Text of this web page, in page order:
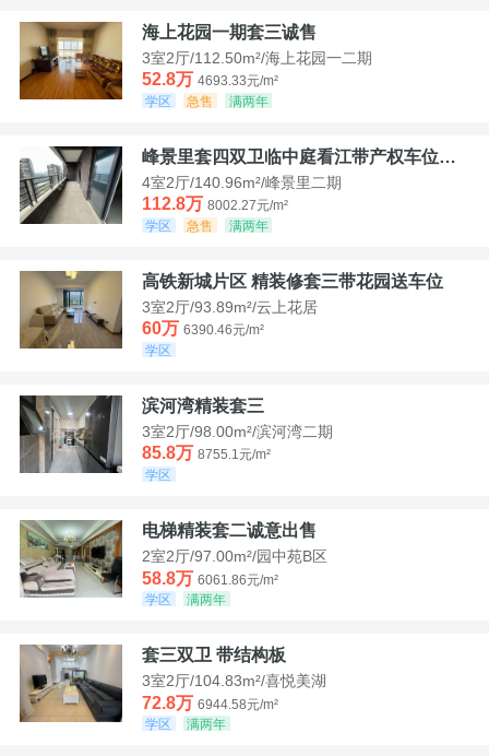
海上花园一期套三诚售
3室2厅/112.50m²/海上花园一二期
52.8万 4693.33元/m²
学区
急售 满两年
峰景里套四双卫临中庭看江带产权车位诚售
4室2厅/140.96m²/峰景里二期
112.8万 8002.27元/m²
学区
急售 满两年
高铁新城片区 精装修套三带花园送车位
3室2厅/93.89m²/云上花居
60万 6390.46元/m²
学区
滨河湾精装套三
3室2厅/98.00m²/滨河湾二期
85.8万 8755.1元/m²
学区
电梯精装套二诚意出售
2室2厅/97.00m²/园中苑B区
58.8万 6061.86元/m²
学区
满两年
套三双卫 带结构板
3室2厅/104.83m²/喜悦美湖
72.8万 6944.58元/m²
学区
满两年